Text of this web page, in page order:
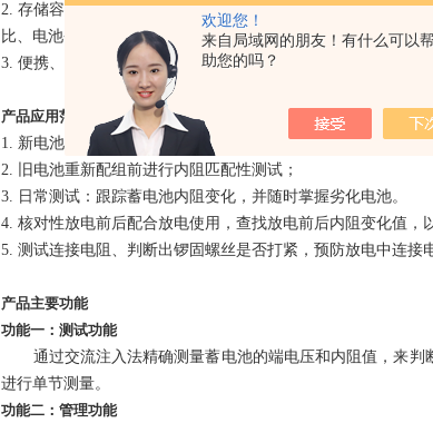
欢迎您！
来自局域网的朋友！有什么可以
助您的吗？
2. 存储容量大，能够表内存储1500多节蓄电池的测试参数，
比、电池劣化趋势分析，从而可预见性的对蓄电池及时进行修
3. 便携、易操作：本仪表体积小，重量轻，操作简便，一看即
产品应用范围
1. 新电池配组验收测试；
2. 旧电池重新配组前进行内阻匹配性测试；
3. 日常测试：跟踪蓄电池内阻变化，并随时掌握劣化电池。
4. 核对性放电前后配合放电使用，查找放电前后内阻变化值，
5. 测试连接电阻、判断出锣固螺丝是否打紧，预防放电中连接
产品主要功能
功能一：测试功能
通过交流注入法精确测量蓄电池的端电压和内阻值，来判
进行单节测量。
功能二：管理功能